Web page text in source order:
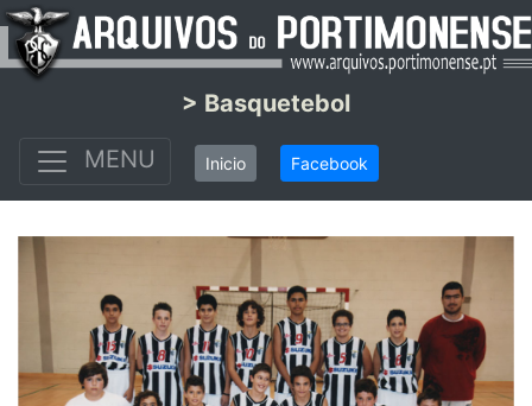
> Basquetebol
MENU
Inicio Facebook